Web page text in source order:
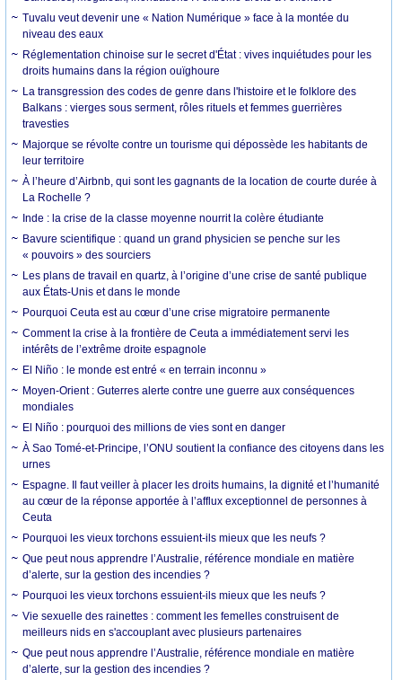
Tuvalu veut devenir une « Nation Numérique » face à la montée du
niveau des eaux
Réglementation chinoise sur le secret d'État : vives inquiétudes pour les
droits humains dans la région ouïghoure
La transgression des codes de genre dans l'histoire et le folklore des
Balkans : vierges sous serment, rôles rituels et femmes guerrières
travesties
Majorque se révolte contre un tourisme qui dépossède les habitants de
leur territoire
À l’heure d’Airbnb, qui sont les gagnants de la location de courte durée à
La Rochelle ?
Inde : la crise de la classe moyenne nourrit la colère étudiante
Bavure scientifique : quand un grand physicien se penche sur les
« pouvoirs » des sourciers
Les plans de travail en quartz, à l’origine d’une crise de santé publique
aux États-Unis et dans le monde
Pourquoi Ceuta est au cœur d’une crise migratoire permanente
Comment la crise à la frontière de Ceuta a immédiatement servi les
intérêts de l’extrême droite espagnole
El Niño : le monde est entré « en terrain inconnu »
Moyen-Orient : Guterres alerte contre une guerre aux conséquences
mondiales
El Niño : pourquoi des millions de vies sont en danger
À Sao Tomé-et-Principe, l’ONU soutient la confiance des citoyens dans les
urnes
Espagne. Il faut veiller à placer les droits humains, la dignité et l’humanité
au cœur de la réponse apportée à l’afflux exceptionnel de personnes à
Ceuta
Pourquoi les vieux torchons essuient-ils mieux que les neufs ?
Que peut nous apprendre l’Australie, référence mondiale en matière
d’alerte, sur la gestion des incendies ?
Pourquoi les vieux torchons essuient-ils mieux que les neufs ?
Vie sexuelle des rainettes : comment les femelles construisent de
meilleurs nids en s'accouplant avec plusieurs partenaires
Que peut nous apprendre l’Australie, référence mondiale en matière
d’alerte, sur la gestion des incendies ?